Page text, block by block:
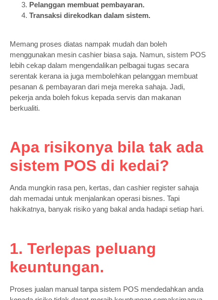
Pelanggan membuat pembayaran.
Transaksi direkodkan dalam sistem.
Memang proses diatas nampak mudah dan boleh
menggunakan mesin cashier biasa saja. Namun, sistem POS
lebih cekap dalam mengendalikan pelbagai tugas secara
serentak kerana ia juga membolehkan pelanggan membuat
pesanan & pembayaran dari meja mereka sahaja. Jadi,
pekerja anda boleh fokus kepada servis dan makanan
berkualiti.
Apa risikonya bila tak ada
sistem POS di kedai?
Anda mungkin rasa pen, kertas, dan cashier register sahaja
dah memadai untuk menjalankan operasi bisnes. Tapi
hakikatnya, banyak risiko yang bakal anda hadapi setiap hari.
1. Terlepas peluang
keuntungan.
Proses jualan manual tanpa sistem POS mendedahkan anda